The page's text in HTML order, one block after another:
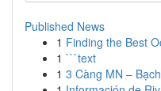
Published News
1 Finding the Best
1 ```text
1 3 Càng MN –